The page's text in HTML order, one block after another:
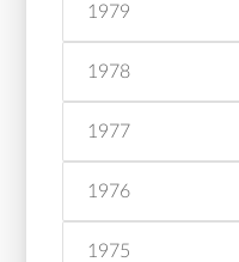
1979
1978
1977
1976
1975